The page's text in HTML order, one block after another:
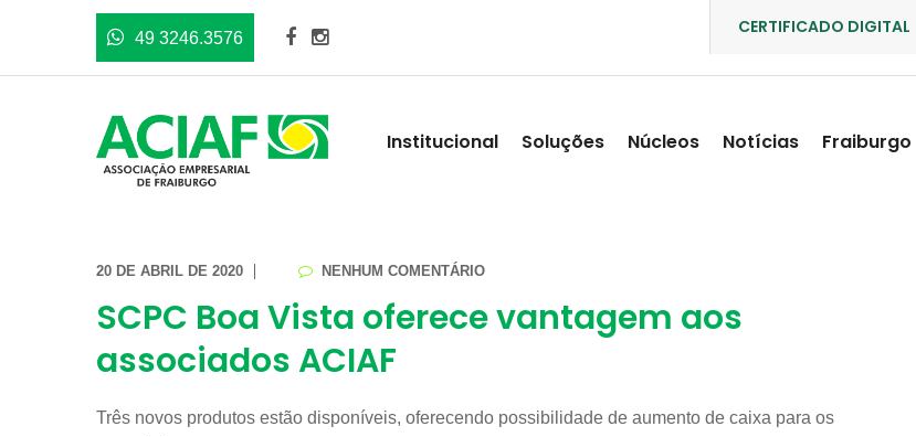
49 3246.3576
CERTIFICADO DIGITAL
Institucional Soluções Núcleos Notícias Fraiburgo
20 DE ABRIL DE 2020 NENHUM COMENTÁRIO
SCPC Boa Vista oferece vantagem aos
associados ACIAF
Três novos produtos estão disponíveis, oferecendo possibilidade de aumento de caixa para os